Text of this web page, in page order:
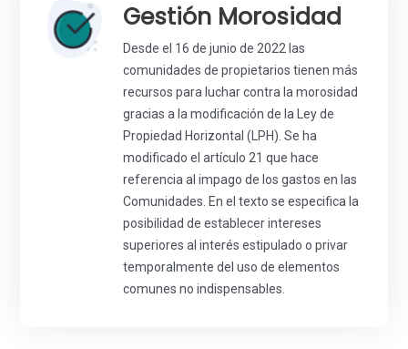
Gestión Morosidad
Desde el 16 de junio de 2022 las
comunidades de propietarios tienen más
recursos para luchar contra la morosidad
gracias a la modificación de la Ley de
Propiedad Horizontal (LPH). Se ha
modificado el artículo 21 que hace
referencia al impago de los gastos en las
Comunidades. En el texto se especifica la
posibilidad de establecer intereses
superiores al interés estipulado o privar
temporalmente del uso de elementos
comunes no indispensables.